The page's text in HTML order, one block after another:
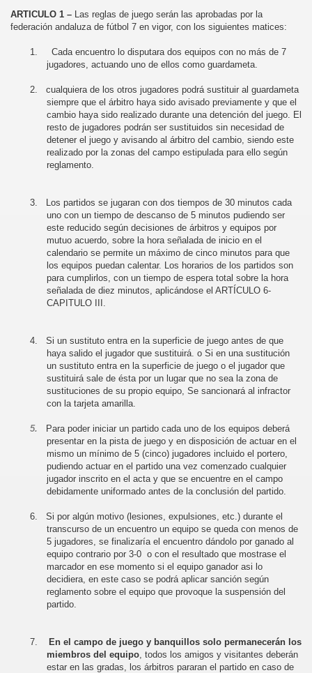
ARTICULO 1 – Las reglas de juego serán las aprobadas por la
federación andaluza de fútbol 7 en vigor, con los siguientes matices:
1.
Cada encuentro lo disputara dos equipos con no más de 7
jugadores, actuando uno de ellos como guardameta.
2.
cualquiera de los otros jugadores podrá sustituir al guardameta
siempre que el árbitro haya sido avisado previamente y que el
cambio haya sido realizado durante una detención del juego. El
resto de jugadores podrán ser sustituidos sin necesidad de
detener el juego y avisando al árbitro del cambio, siendo este
realizado por la zonas del campo estipulada para ello según
reglamento.
3.
Los partidos se jugaran con dos tiempos de 30 minutos cada
uno con un tiempo de descanso de 5 minutos pudiendo ser
este reducido según decisiones de árbitros y equipos por
mutuo acuerdo, sobre la hora señalada de inicio en el
calendario se permite un máximo de cinco minutos para que
los equipos puedan calentar. Los horarios de los partidos son
para cumplirlos, con un tiempo de espera total sobre la hora
señalada de diez minutos, aplicándose el ARTÍCULO 6-
CAPITULO III.
4.
Si un sustituto entra en la superficie de juego antes de que
haya salido el jugador que sustituirá. o Si en una sustitución
un sustituto entra en la superficie de juego o el jugador que
sustituirá sale de ésta por un lugar que no sea la zona de
sustituciones de su propio equipo, Se sancionará al infractor
con la tarjeta amarilla.
5.
Para poder iniciar un partido cada uno de los equipos deberá
presentar en la pista de juego y en disposición de actuar en el
mismo un mínimo de 5 (cinco) jugadores incluido el portero,
pudiendo actuar en el partido una vez comenzado cualquier
jugador inscrito en el acta y que se encuentre en el campo
debidamente uniformado antes de la conclusión del partido.
6.
Si por algún motivo (lesiones, expulsiones, etc.) durante el
transcurso de un encuentro un equipo se queda con menos de
5 jugadores, se finalizaría el encuentro dándolo por ganado al
equipo contrario por 3-0 o con el resultado que mostrase el
marcador en ese momento si el equipo ganador asi lo
decidiera, en este caso se podrá aplicar sanción según
reglamento sobre el equipo que provoque la suspensión del
partido.
7.
En el campo de juego y banquillos solo permanecerán los
miembros del equipo, todos los amigos y visitantes deberán
estar en las gradas, los árbitros pararan el partido en caso de